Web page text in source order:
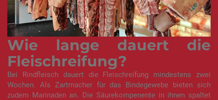
Wie lange dauert die
Fleischreifung?
Bei Rindfleisch dauert die Fleischreifung mindestens zwei
Wochen. Als Zartmacher für das Bindegewebe bieten sich
zudem Marinaden an. Die Säurekompenente in ihnen spaltet